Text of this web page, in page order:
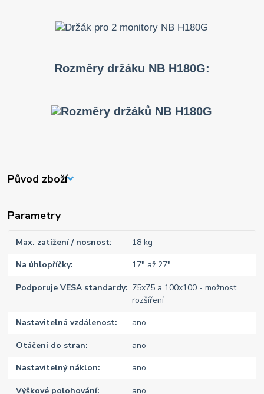
Rozměry držáku NB H180G:
Původ zboží
Parametry
Max. zatížení / nosnost 18 kg
Na úhlopříčky 17" až 27"
Podporuje VESA standardy
75x75 a 100x100 - možnost
rozšíření
Nastavitelná vzdálenost ano
Otáčení do stran ano
Nastavitelný náklon ano
Výškové polohování ano